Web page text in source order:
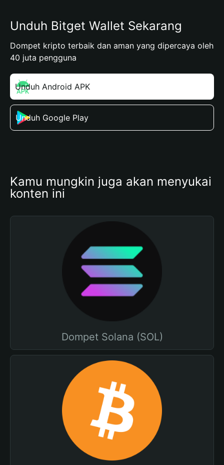
Unduh Bitget Wallet Sekarang
Dompet kripto terbaik dan aman yang dipercaya oleh
40 juta pengguna
Unduh Android APK
Unduh Google Play
Kamu mungkin juga akan menyukai
konten ini
Dompet Solana (SOL)